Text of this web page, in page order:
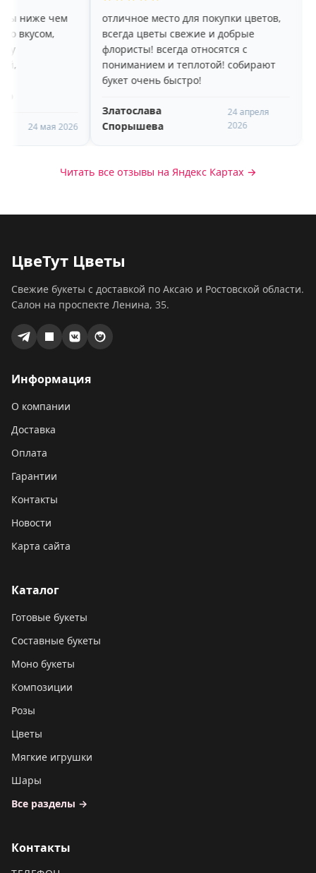
место для покупки цветов,
цветы свежие и добрые
всегда относятся с
и теплотой! собирают
24 апреля
2026
Заказываю не в
области для
подводили , все
оформление не
оперативно
назначенное время
Nome Nome
Читать все отзывы на Яндекс Картах →
ЦвеТут Цветы
Свежие букеты с доставкой по Аксаю и Ростовской области.
Салон на проспекте Ленина, 35.
Информация
О компании
Доставка
Оплата
Гарантии
Контакты
Новости
Карта сайта
Каталог
Готовые букеты
Составные букеты
Моно букеты
Композиции
Розы
Цветы
Мягкие игрушки
Шары
Все разделы →
Контакты